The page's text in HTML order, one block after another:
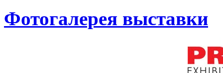
Фотогалерея выставки